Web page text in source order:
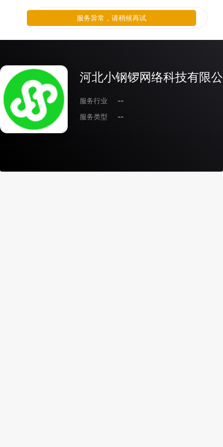
河北小钢锣网络科技有限
服务行业
--
服务类型
--
服务异常，请稍候再试